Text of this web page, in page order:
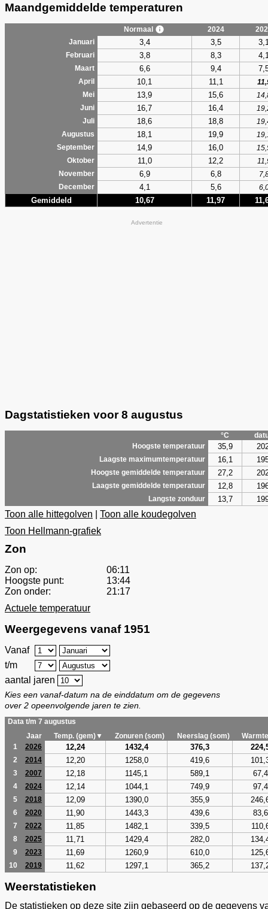
Maandgemiddelde temperaturen
Normaal 2024
Januari
3,4 3,5
Februari 3,8 8,3
Maart 6,6 9,4
April 10,1 11,1
Mei
13,9 15,6
Juni
16,7 16,4
Juli
18,6 18,8
Augustus
18,1 19,9
September
14,9 16,0
Oktober
11,0 12,2
November
6,9 6,8
December
4,1 5,6
Gemiddeld 10,67 11,97
Advertentie
Dagstatistieken voor 8 augustus
°C
Hoogste temperatuur
35,9
Laagste maximumtemperatuur 16,1
Hoogste gemiddelde temperatuur 27,2
Laagste gemiddelde temperatuur 12,8
Langste zonduur 13,7
Toon alle hittegolven
Toon alle koudegolven
Toon Hellmann-grafiek
Zon
Zon op:
06:11
Hoogste punt:
13:44
Zon onder:
21:17
Actuele temperatuur
Weergegevens vanaf 1951
Vanaf
t/m
aantal jaren
Kies een vanaf-datum na de einddatum om de gegevens
over 2 opeenvolgende jaren te zien.
Data t/m 7 augustus
Jaar
Temp. (gem)▼ Zonuren (som) Neerslag (som)
1
2026 12,24 1432,4 376,3
2 2014 12,20 1258,0 419,6
3 2007 12,18 1145,1 589,1 67,4
4 2024 12,14 1044,1 749,9 97,4
5 2018 12,09 1390,0 355,9
6 2020 11,90 1443,3 439,6 83,6
7 2022 11,85 1482,1 339,5
8 2025 11,71 1429,4 282,0
9 2023 11,69 1260,9 610,0
10 2019 11,62 1297,1 365,2
Weerstatistieken
De statistieken op deze site zijn gebaseerd op de gegevens